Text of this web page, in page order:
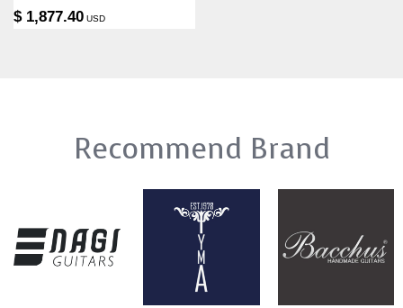
$ 1,877.40 USD
Recommend Brand